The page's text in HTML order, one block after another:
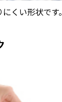
くい形状です。